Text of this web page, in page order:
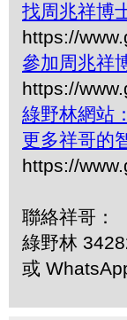
找周兆祥博
https://
參加周兆祥
https://
綠野林網站：
更多祥哥的
https://
聯絡祥哥：
綠野林
或